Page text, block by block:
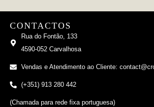
CONTACTOS
Rua do Fontão, 133
4590-052 Carvalhosa
Vendas e Atendimento ao Cliente:
(+351) 913 280 442
(Chamada para rede fixa portuguesa)